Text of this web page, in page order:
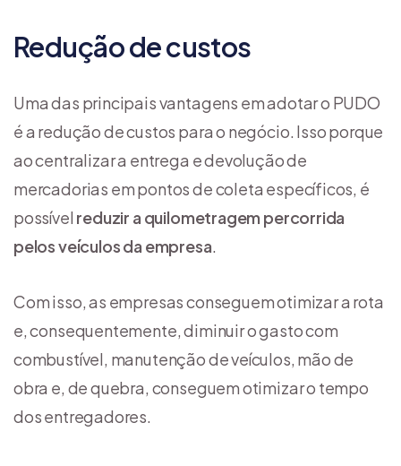
Redução de custos
Uma das principais vantagens em adotar o PUDO
é a redução de custos para o negócio. Isso porque
ao centralizar a entrega e devolução de
mercadorias em pontos de coleta específicos, é
possível reduzir a quilometragem percorrida
pelos veículos da empresa.
Com isso, as empresas conseguem otimizar a rota
e, consequentemente, diminuir o gasto com
combustível, manutenção de veículos, mão de
obra e, de quebra, conseguem otimizar o tempo
dos entregadores.